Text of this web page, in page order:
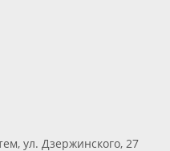
ул. Дзержинского, 27